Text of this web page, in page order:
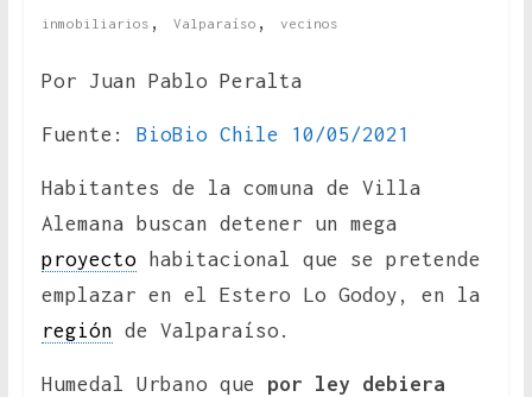
inmobiliarios , Valparaíso , vecinos
Por Juan Pablo Peralta
Fuente: BioBio Chile 10/05/2021
Habitantes de la comuna de Villa
Alemana buscan detener un mega
proyectohabitacional que se pretende
emplazar en el Estero Lo Godoy, en la
región de Valparaíso.
Humedal Urbano que por ley debiera